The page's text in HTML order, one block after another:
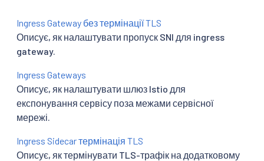
Ingress Gateway без термінації TLS
Описує, як налаштувати пропуск SNI для ingress
gateway.
Ingress Gateways
Описує, як налаштувати шлюз Istio для
експонування сервісу поза межами сервісної
мережі.
Ingress Sidecar термінація TLS
Описує, як термінувати TLS-трафік на додатковому